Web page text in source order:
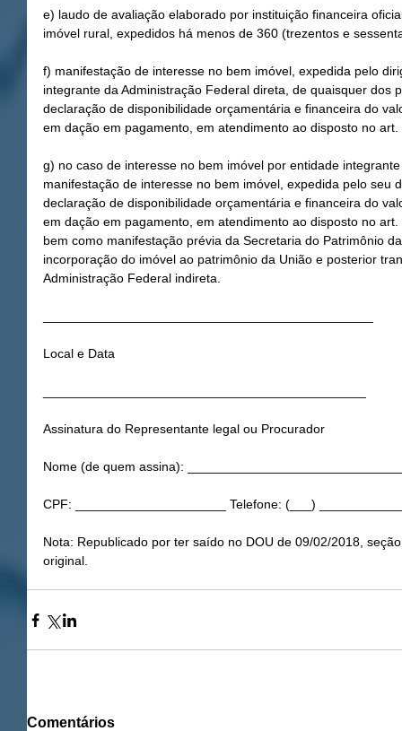
e) laudo de avaliação elaborado por instituição financeira
imóvel rural, expedidos há menos de 360 (trezentos e
f) manifestação de interesse no bem imóvel, expedida pelo
integrante da Administração Federal direta, de quaisquer dos
declaração de disponibilidade orçamentária e financeira do
em dação em pagamento, em atendimento ao disposto no art.
g) no caso de interesse no bem imóvel por entidade
manifestação de interesse no bem imóvel, expedida pelo seu
declaração de disponibilidade orçamentária e financeira do
em dação em pagamento, em atendimento ao disposto no
bem como manifestação prévia da Secretaria do Patrimônio
incorporação do imóvel ao patrimônio da União e posterior
Administração Federal indireta.
Local e Data
Assinatura do Representante legal ou Procurador
Nome (de quem assina):
CPF: _____________________ Telefone: (___)
Nota: Republicado por ter saído no DOU de 09/02/2018,
original.
Comentários